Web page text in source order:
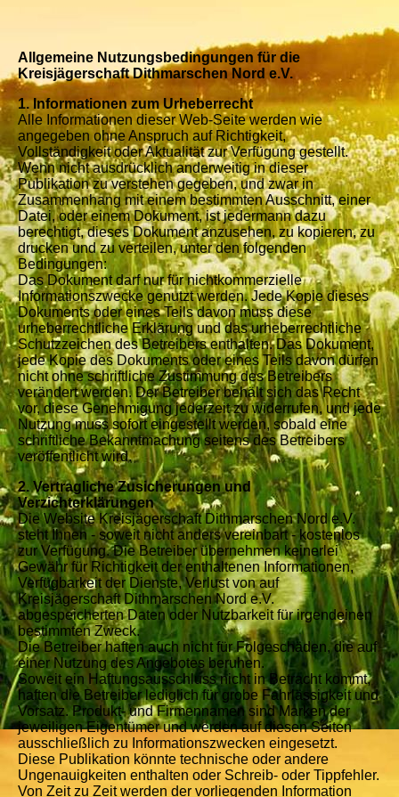
Allgemeine Nutzungsbedingungen für die
Kreisjägerschaft Dithmarschen Nord e.V.
1. Informationen zum Urheberrecht
Alle Informationen dieser Web-Seite werden wie
angegeben ohne Anspruch auf Richtigkeit,
Vollständigkeit oder Aktualität zur Verfügung gestellt.
Wenn nicht ausdrücklich anderweitig in dieser
Publikation zu verstehen gegeben, und zwar in
Zusammenhang mit einem bestimmten Ausschnitt, einer
Datei, oder einem Dokument, ist jedermann dazu
berechtigt, dieses Dokument anzusehen, zu kopieren, zu
drucken und zu verteilen, unter den folgenden
Bedingungen:
Das Dokument darf nur für nichtkommerzielle
Informationszwecke genutzt werden. Jede Kopie dieses
Dokuments oder eines Teils davon muss diese
urheberrechtliche Erklärung und das urheberrechtliche
Schutzzeichen des Betreibers enthalten. Das Dokument,
jede Kopie des Dokuments oder eines Teils davon dürfen
nicht ohne schriftliche Zustimmung des Betreibers
verändert werden. Der Betreiber behält sich das Recht
vor, diese Genehmigung jederzeit zu widerrufen, und jede
Nutzung muss sofort eingestellt werden, sobald eine
schriftliche Bekanntmachung seitens des Betreibers
veröffentlicht wird.
2. Vertragliche Zusicherungen und
Verzichterklärungen
Die Website Kreisjägerschaft Dithmarschen Nord e.V.
steht Ihnen - soweit nicht anders vereinbart - kostenlos
zur Verfügung. Die Betreiber übernehmen keinerlei
Gewähr für Richtigkeit der enthaltenen Informationen,
Verfügbarkeit der Dienste, Verlust von auf
Kreisjägerschaft Dithmarschen Nord e.V.
abgespeicherten Daten oder Nutzbarkeit für irgendeinen
bestimmten Zweck.
Die Betreiber haften auch nicht für Folgeschäden, die auf
einer Nutzung des Angebotes beruhen.
Soweit ein Haftungsausschluss nicht in Betracht kommt,
haften die Betreiber lediglich für grobe Fahrlässigkeit und
Vorsatz. Produkt- und Firmennamen sind Marken der
jeweiligen Eigentümer und werden auf diesen Seiten
ausschließlich zu Informationszwecken eingesetzt.
Diese Publikation könnte technische oder andere
Ungenauigkeiten enthalten oder Schreib- oder Tippfehler.
Von Zeit zu Zeit werden der vorliegenden Information